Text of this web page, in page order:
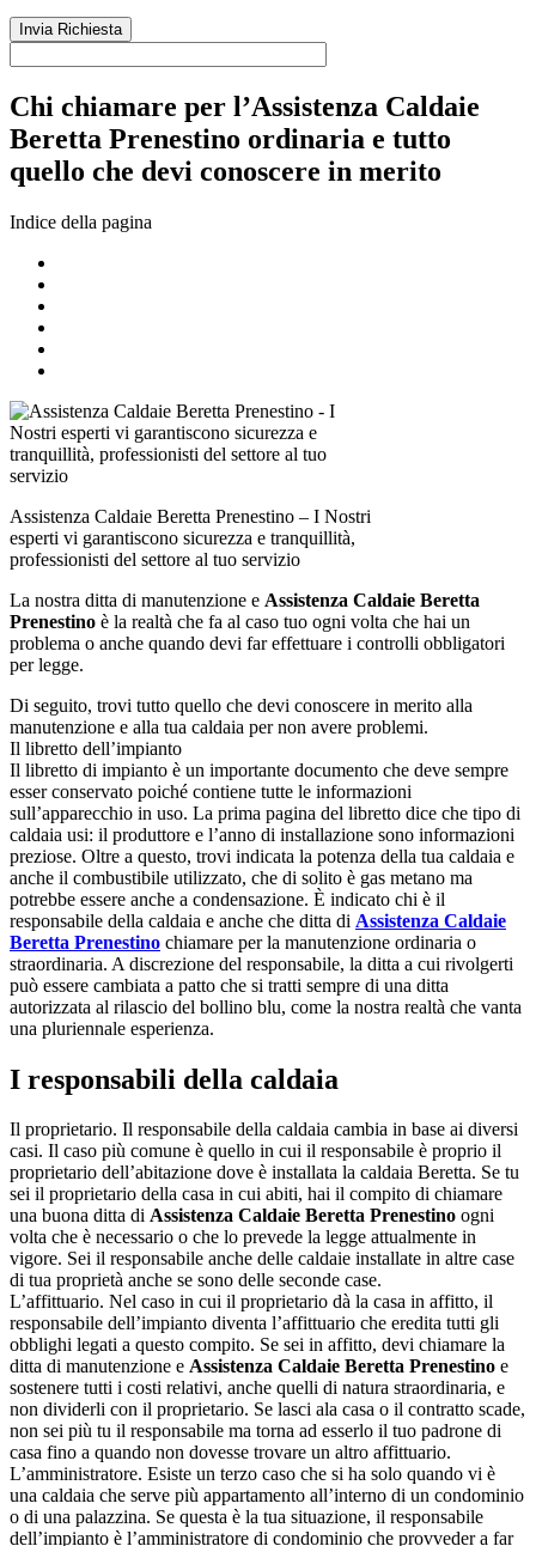
Chi chiamare per l’Assistenza Caldaie
Beretta Prenestino ordinaria e tutto
quello che devi conoscere in merito
Indice della pagina
Assistenza Caldaie Beretta Prenestino – I Nostri
esperti vi garantiscono sicurezza e tranquillità,
professionisti del settore al tuo servizio
La nostra ditta di manutenzione e Assistenza Caldaie Beretta
Prenestino è la realtà che fa al caso tuo ogni volta che hai un
problema o anche quando devi far effettuare i controlli obbligatori
per legge.
Di seguito, trovi tutto quello che devi conoscere in merito alla
manutenzione e alla tua caldaia per non avere problemi.
Il libretto dell’impianto
Il libretto di impianto è un importante documento che deve sempre
esser conservato poiché contiene tutte le informazioni
sull’apparecchio in uso. La prima pagina del libretto dice che tipo di
caldaia usi: il produttore e l’anno di installazione sono informazioni
preziose. Oltre a questo, trovi indicata la potenza della tua caldaia e
anche il combustibile utilizzato, che di solito è gas metano ma
potrebbe essere anche a condensazione. È indicato chi è il
responsabile della caldaia e anche che ditta di Assistenza Caldaie
Beretta Prenestino chiamare per la manutenzione ordinaria o
straordinaria. A discrezione del responsabile, la ditta a cui rivolgerti
può essere cambiata a patto che si tratti sempre di una ditta
autorizzata al rilascio del bollino blu, come la nostra realtà che vanta
una pluriennale esperienza.
I responsabili della caldaia
Il proprietario. Il responsabile della caldaia cambia in base ai diversi
casi. Il caso più comune è quello in cui il responsabile è proprio il
proprietario dell’abitazione dove è installata la caldaia Beretta. Se tu
sei il proprietario della casa in cui abiti, hai il compito di chiamare
una buona ditta di Assistenza Caldaie Beretta Prenestino ogni
volta che è necessario o che lo prevede la legge attualmente in
vigore. Sei il responsabile anche delle caldaie installate in altre case
di tua proprietà anche se sono delle seconde case.
L’affittuario. Nel caso in cui il proprietario dà la casa in affitto, il
responsabile dell’impianto diventa l’affittuario che eredita tutti gli
obblighi legati a questo compito. Se sei in affitto, devi chiamare la
ditta di manutenzione e Assistenza Caldaie Beretta Prenestino e
sostenere tutti i costi relativi, anche quelli di natura straordinaria, e
non dividerli con il proprietario. Se lasci ala casa o il contratto scade,
non sei più tu il responsabile ma torna ad esserlo il tuo padrone di
casa fino a quando non dovesse trovare un altro affittuario.
L’amministratore. Esiste un terzo caso che si ha solo quando vi è
una caldaia che serve più appartamento all’interno di un condominio
o di una palazzina. Se questa è la tua situazione, il responsabile
dell’impianto è l’amministratore di condominio che provveder a far